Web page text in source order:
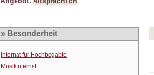
» Besonderheit
Internat für Hochbegabte
Musikinternat